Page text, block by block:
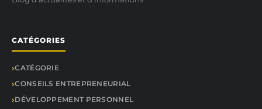
CATÉGORIES
CATÉGORIE
CONSEILS ENTREPRENEURIAL
DÉVELOPPEMENT PERSONNEL